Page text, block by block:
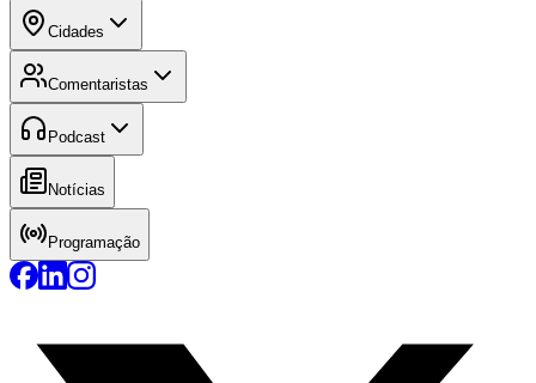
Cidades
Comentaristas
Podcast
Notícias
Programação